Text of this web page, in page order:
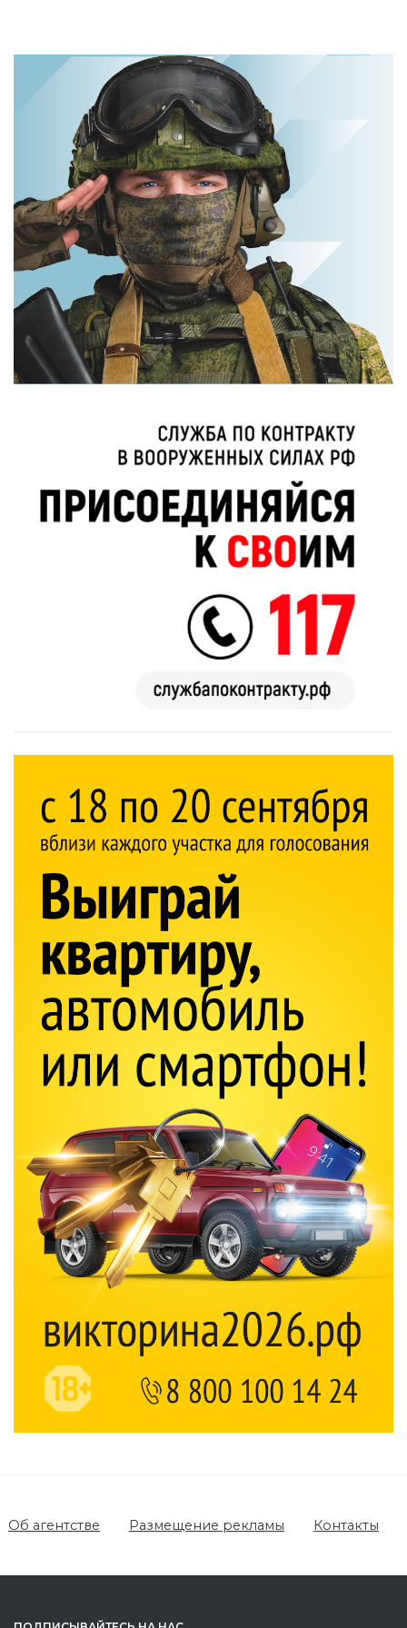
вы будете в шоке
от увиденного
вы будете
смеяться долго
Об агентстве Размещение рекламы Контакты